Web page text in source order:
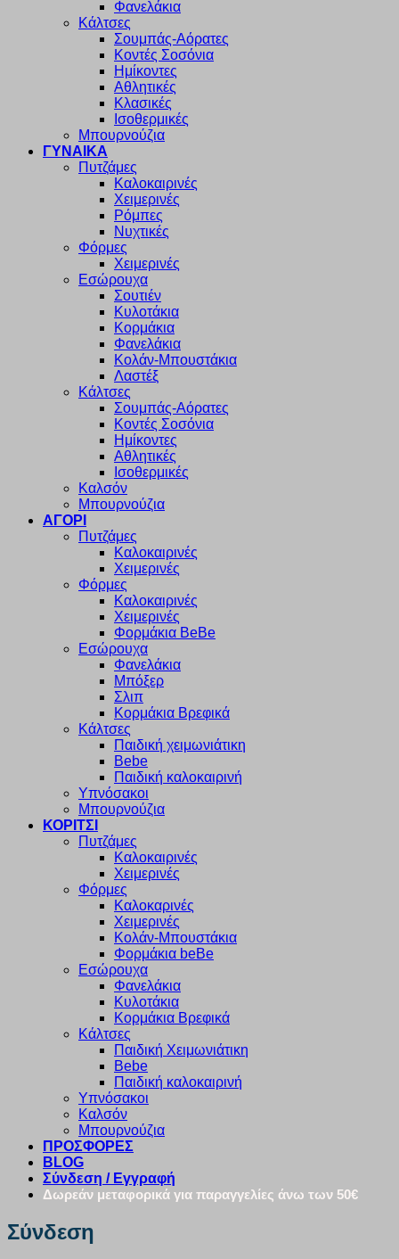
Φανελάκια
Κάλτσες
Σουμπάς-Αόρατες
Κοντές Σοσόνια
Ημίκοντες
Αθλητικές
Κλασικές
Ισοθερμικές
Μπουρνούζια
ΓΥΝΑΙΚΑ
Πυτζάμες
Καλοκαιρινές
Χειμερινές
Ρόμπες
Νυχτικές
Φόρμες
Χειμερινές
Εσώρουχα
Σουτιέν
Κυλοτάκια
Κορμάκια
Φανελάκια
Κολάν-Μπουστάκια
Λαστέξ
Κάλτσες
Σουμπάς-Αόρατες
Κοντές Σοσόνια
Ημίκοντες
Αθλητικές
Ισοθερμικές
Καλσόν
Μπουρνούζια
ΑΓΟΡΙ
Πυτζάμες
Καλοκαιρινές
Χειμερινές
Φόρμες
Καλοκαιρινές
Χειμερινές
Φορμάκια BeBe
Εσώρουχα
Φανελάκια
Μπόξερ
Σλιπ
Κορμάκια Βρεφικά
Κάλτσες
Παιδική χειμωνιάτικη
Bebe
Παιδική καλοκαιρινή
Υπνόσακοι
Μπουρνούζια
ΚΟΡΙΤΣΙ
Πυτζάμες
Καλοκαιρινές
Χειμερινές
Φόρμες
Καλοκαρινές
Χειμερινές
Κολάν-Μπουστάκια
Φορμάκια beBe
Εσώρουχα
Φανελάκια
Κυλοτάκια
Κορμάκια Βρεφικά
Κάλτσες
Παιδική Χειμωνιάτικη
Bebe
Παιδική καλοκαιρινή
Υπνόσακοι
Καλσόν
Μπουρνούζια
ΠΡΟΣΦΟΡΕΣ
BLOG
Σύνδεση / Εγγραφή
Δωρεάν μεταφορικά για παραγγελίες άνω των 50€
Σύνδεση